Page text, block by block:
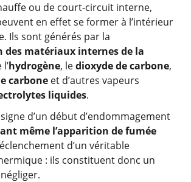
ou de court-circuit interne,
en effet se former à l’intérieur
Ils sont générés par la
des matériaux internes de la
hydrogène, ledioxyde de carbone,
carbone et d’autres vapeurs
liquides.
d’un début d’endommagement
même l’apparition de fumée
d’un véritable
: ils constituent donc un